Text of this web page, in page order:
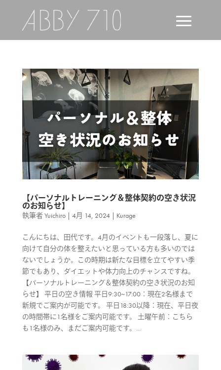
【パーソナルトレーニング＆整体契約の空き状況
のお知らせ】
執筆者Yuichiro| 4月 14, 2024| Kurage
こんにちは、田代です。4月のイベントも一段落し、夏に
向けて自分の体を整えたいと思っている方も多いのでは
ないでしょうか。この時期は新たな目標を立てやすい季
節でもあり、ダイエットや体力向上のチャンスですね。
【パーソナルトレーニング＆整体契約の空き状況のお知
らせ】 平日の空き情報 平日9:30~17:00：現在2名様まで
新規でご案内が可能です。 平日18:30以降：現在、平日夜
の時間帯に1名様をご案内可能です。 土曜午前：こちら
も1名様のみ、まだご案内可能です。...